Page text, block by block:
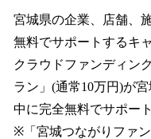
宮城県の企業、店舗、
無料でサポートするキ
クラウドファンディン
ラン」(通常10万円)が
中に完全無料でサポー
※「宮城つながりファ